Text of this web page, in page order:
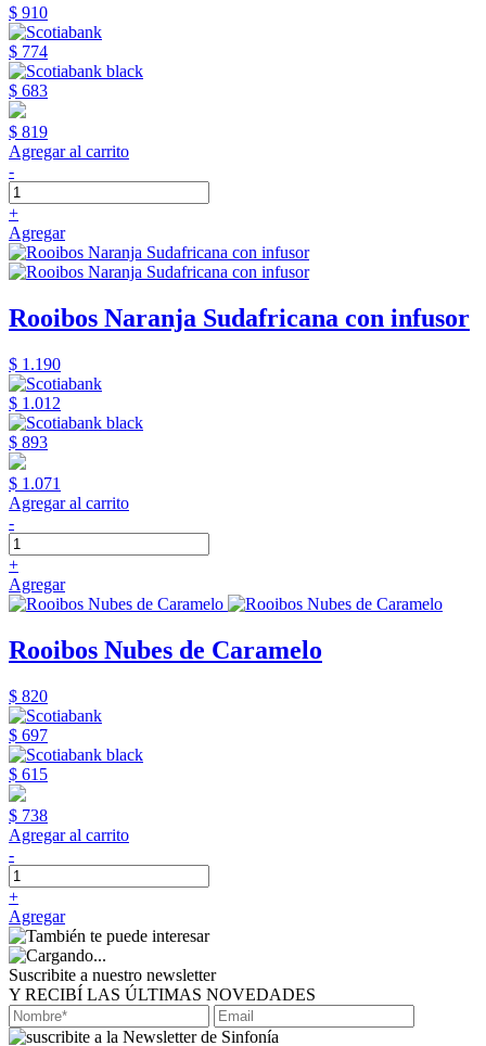
$ 910
$ 774
$ 683
$ 819
Agregar al carrito
-
+
Agregar
Rooibos Naranja Sudafricana con infusor
$ 1.190
$ 1.012
$ 893
$ 1.071
Agregar al carrito
-
+
Agregar
Rooibos Nubes de Caramelo
$ 820
$ 697
$ 615
$ 738
Agregar al carrito
-
+
Agregar
Suscribite a nuestro newsletter
Y RECIBÍ LAS ÚLTIMAS NOVEDADES